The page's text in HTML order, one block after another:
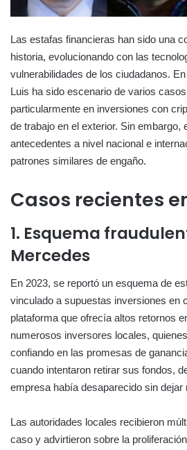
Las estafas financieras han sido una
historia, evolucionando con las
vulnerabilidades de los ciudadanos.
Luis ha sido escenario de varios
particularmente en inversiones con
de trabajo en el exterior. Sin embargo,
antecedentes a nivel nacional e
patrones similares de engaño.
Casos recientes
1. Esquema
Mercedes
En 2023, se reportó un esquema de
vinculado a supuestas inversiones en
plataforma que ofrecía altos retornos
numerosos inversores locales,
confiando en las promesas de
cuando intentaron retirar sus fondos,
empresa había desaparecido sin dejar
Las autoridades locales recibieron
caso y advirtieron sobre la